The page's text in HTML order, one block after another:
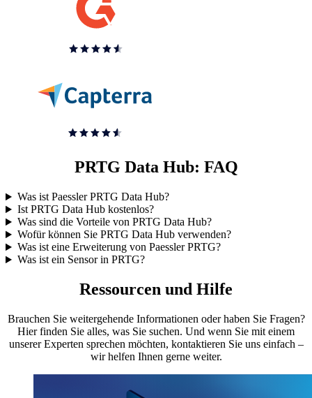
PRTG Data Hub: FAQ
Was ist Paessler PRTG Data Hub?
Ist PRTG Data Hub kostenlos?
Was sind die Vorteile von PRTG Data Hub?
Wofür können Sie PRTG Data Hub verwenden?
Was ist eine Erweiterung von Paessler PRTG?
Was ist ein Sensor in PRTG?
Ressourcen und Hilfe
Brauchen Sie weitergehende Informationen oder haben Sie Fragen?
Hier finden Sie alles, was Sie suchen. Und wenn Sie mit einem
unserer Experten sprechen möchten, kontaktieren Sie uns einfach –
wir helfen Ihnen gerne weiter.